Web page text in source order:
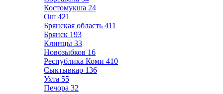
Костомукша 24
Ош 421
Брянская область 411
Брянск 193
Клинцы 33
Новозыбков 16
Республика Коми 410
Сыктывкар 136
Ухта 55
Печора 32